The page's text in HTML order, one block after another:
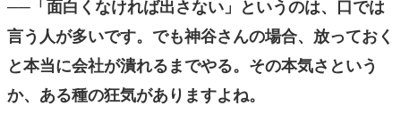
──「面白くなければ出さない」というのは、口では
言う人が多いです。でも神谷さんの場合、放っておく
と本当に会社が潰れるまでやる。その本気さという
か、ある種の狂気がありますよね。